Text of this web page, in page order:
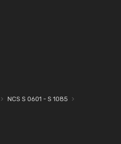
NCS S 0601 - S 1085